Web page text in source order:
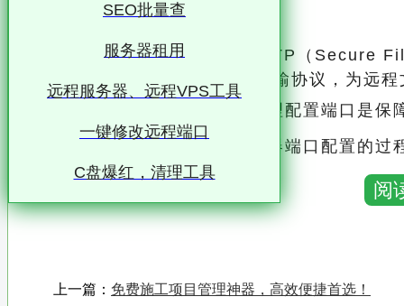
SFTP服务器端口配置指南 SFTP（Secure
ure Shell）协议的安全文件传输协议，为远
在搭建SFTP服务器时，合理配置端口是保
本文将详细介绍SFTP服务器端口配置的过
一、SFTP端口配
通过合理配置端口，可以有效防止未授权访
二、SFTP服务器软件的选择与安装 在选择SFTP服务器软件时，应考虑软件的稳定性、安
阅
上一篇： 免费施工项目管理神器，高效便捷首选！
SEO批量查
服务器租用
远程服务器、远程VPS工具
一键修改远程端口
C盘爆红，清理工具